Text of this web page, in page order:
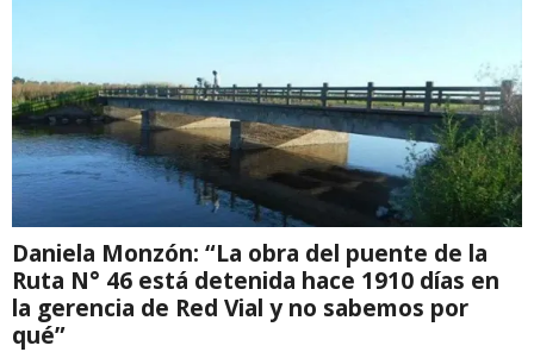
Daniela Monzón: “La obra del puente de la
Ruta N° 46 está detenida hace 1910 días en
la gerencia de Red Vial y no sabemos por
qué”